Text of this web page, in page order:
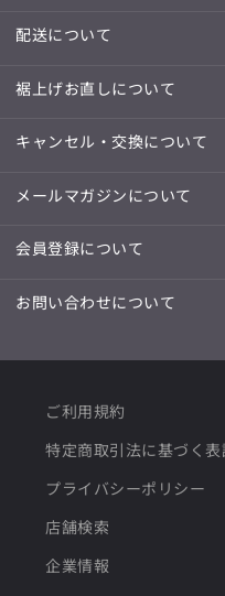
配送について
裾上げお直しについて
キャンセル・交換について
メールマガジンについて
会員登録について
お問い合わせについて
ご利用規約
特定商取引法に基づく表
プライバシーポリシー
店舗検索
企業情報